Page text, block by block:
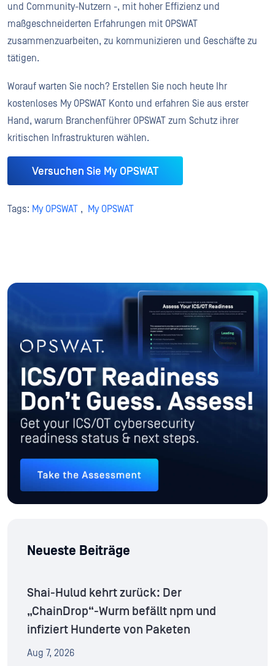
und Community-Nutzern -, mit hoher Effizienz und
maßgeschneiderten Erfahrungen mit OPSWAT
zusammenzuarbeiten, zu kommunizieren und Geschäfte zu
tätigen.
Worauf warten Sie noch? Erstellen Sie noch heute Ihr
kostenloses My OPSWAT Konto und erfahren Sie aus erster
Hand, warum Branchenführer OPSWAT zum Schutz ihrer
kritischen Infrastrukturen wählen.
Versuchen Sie My OPSWAT
Tags: My OPSWAT , My OPSWAT
Neueste Beiträge
Shai-Hulud kehrt zurück: Der
„ChainDrop“-Wurm befällt npm und
infiziert Hunderte von Paketen
Aug 7, 2026